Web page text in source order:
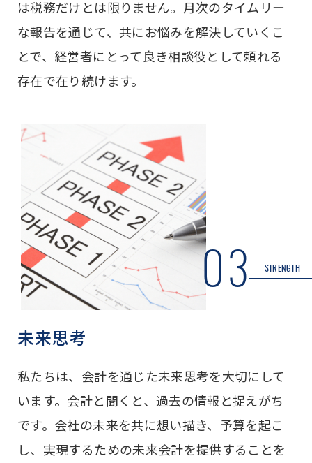
は税務だけとは限りません。月次のタイムリー
な報告を通じて、共にお悩みを解決していくこ
とで、経営者にとって良き相談役として頼れる
存在で在り続けます。
03 STRENGTH
未来思考
私たちは、会計を通じた未来思考を大切にして
います。会計と聞くと、過去の情報と捉えがち
です。会社の未来を共に想い描き、予算を起こ
し、実現するための未来会計を提供することを